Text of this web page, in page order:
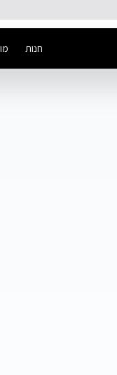
חנות